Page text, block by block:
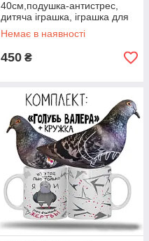
40см,подушка-антистрес,
дитяча іграшка, іграшка для
дітей, іграшка птах
Немає в наявності
450 ₴